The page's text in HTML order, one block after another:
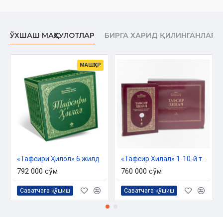
ЎХШАШ МАҲСУЛОТЛАР БИРГА ХАРИД ҚИЛИНГАНЛАР
МАШҲУР
«Тафсири Ҳилол» 6 жилд
792 000 сўм
Саватчага қўшиш
760 000 сўм
Саватчага қўшиш